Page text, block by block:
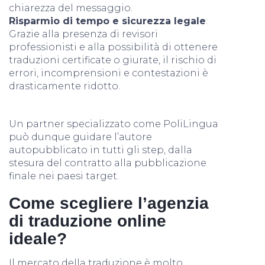
chiarezza del messaggio.
Risparmio di tempo e sicurezza legale:
Grazie alla presenza di revisori
professionisti e alla possibilità di ottenere
traduzioni certificate o giurate, il rischio di
errori, incomprensioni e contestazioni è
drasticamente ridotto.
Un partner specializzato come PoliLingua
può dunque guidare l’autore
autopubblicato in tutti gli step, dalla
stesura del contratto alla pubblicazione
finale nei paesi target.
Come scegliere l’agenzia
di traduzione online
ideale?